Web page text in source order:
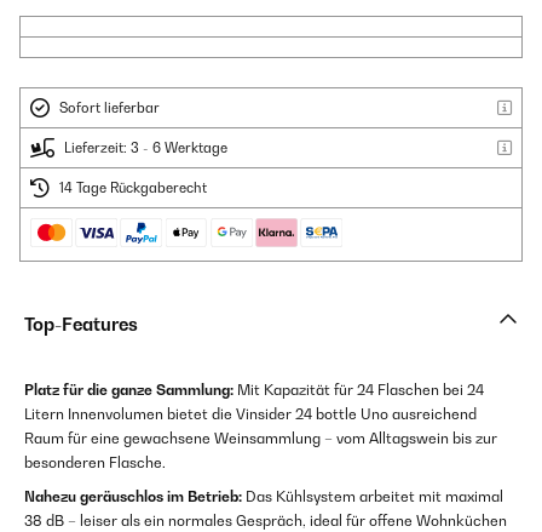
Sofort lieferbar
Lieferzeit: 3 - 6 Werktage
14 Tage Rückgaberecht
Top-Features
Platz für die ganze Sammlung: Mit Kapazität für 24 Flaschen bei 24
Litern Innenvolumen bietet die Vinsider 24 bottle Uno ausreichend
Raum für eine gewachsene Weinsammlung – vom Alltagswein bis zur
besonderen Flasche.
Nahezu geräuschlos im Betrieb: Das Kühlsystem arbeitet mit maximal
38 dB – leiser als ein normales Gespräch, ideal für offene Wohnküchen